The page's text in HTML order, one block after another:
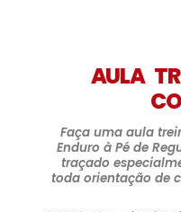
AULA
Faça uma aula
Enduro à Pé de
traçado
toda orientação de